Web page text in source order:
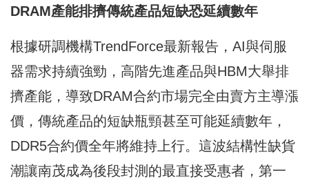
DRAM產能排擠傳統產品短缺恐延續數年
根據研調機構TrendForce最新報告，AI與伺服
器需求持續強勁，高階先進產品與HBM大舉排
擠產能，導致DRAM合約市場完全由賣方主導漲
價，傳統產品的短缺瓶頸甚至可能延續數年，
DDR5合約價全年將維持上行。這波結構性缺貨
潮讓南茂成為後段封測的最直接受惠者，第一